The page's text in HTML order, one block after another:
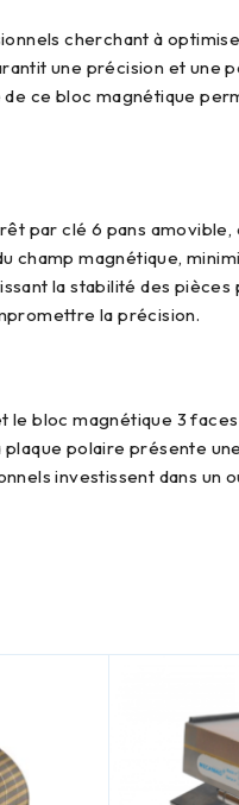
une précision et une
ce bloc magnétique
magnétique,
la stabilité des
la précision.
polaire présente
investissent dans